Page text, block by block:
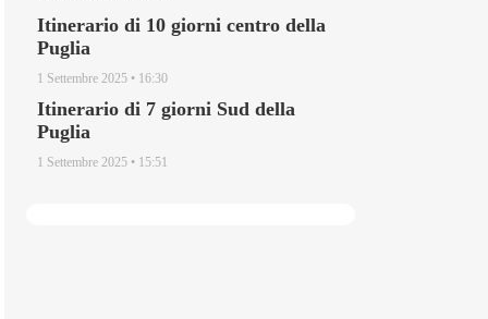
Itinerario di 10 giorni centro della
Puglia
1 Settembre 2025 16:30
Itinerario di 7 giorni Sud della
Puglia
1 Settembre 2025 15:51